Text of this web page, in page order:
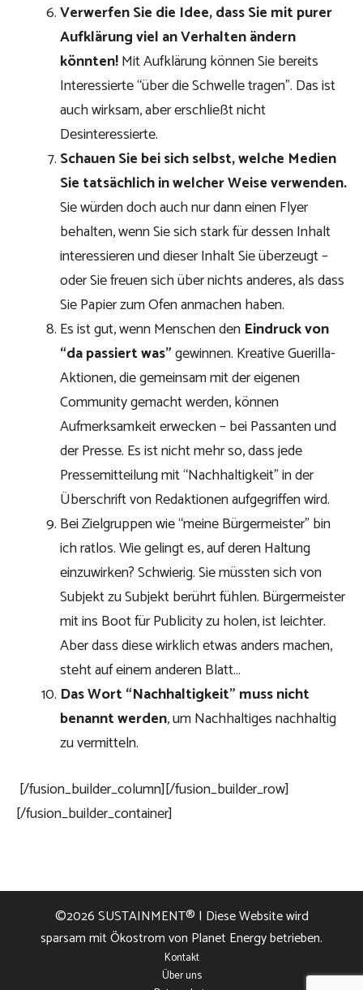
Verwerfen Sie die Idee, dass Sie mit purer
Aufklärung viel an Verhalten ändern
könnten!Mit Aufklärung können Sie bereits
Interessierte “über die Schwelle tragen”. Das ist
auch wirksam, aber erschließt nicht
Desinteressierte.
Schauen Sie bei sich selbst, welche Medien
Sie tatsächlich in welcher Weise verwenden.
Sie würden doch auch nur dann einen Flyer
behalten, wenn Sie sich stark für dessen Inhalt
interessieren und dieser Inhalt Sie überzeugt –
oder Sie freuen sich über nichts anderes, als dass
Sie Papier zum Ofen anmachen haben.
Es ist gut, wenn Menschen den Eindruck von
“da passiert was”gewinnen. Kreative Guerilla-
Aktionen, die gemeinsam mit der eigenen
Community gemacht werden, können
Aufmerksamkeit erwecken – bei Passanten und
der Presse. Es ist nicht mehr so, dass jede
Pressemitteilung mit “Nachhaltigkeit” in der
Überschrift von Redaktionen aufgegriffen wird.
Bei Zielgruppen wie “meine Bürgermeister” bin
ich ratlos. Wie gelingt es, auf deren Haltung
einzuwirken? Schwierig. Sie müssten sich von
Subjekt zu Subjekt berührt fühlen. Bürgermeister
mit ins Boot für Publicity zu holen, ist leichter.
Aber dass diese wirklich etwas anders machen,
steht auf einem anderen Blatt…
Das Wort “Nachhaltigkeit” muss nicht
benannt werden, um Nachhaltiges nachhaltig
zu vermitteln.
[/fusion_builder_column][/fusion_builder_row]
[/fusion_builder_container]
©2026SUSTAINMENT® | Diese Website wird
sparsam mit Ökostrom von Planet Energy betrieben.
Kontakt
Über uns